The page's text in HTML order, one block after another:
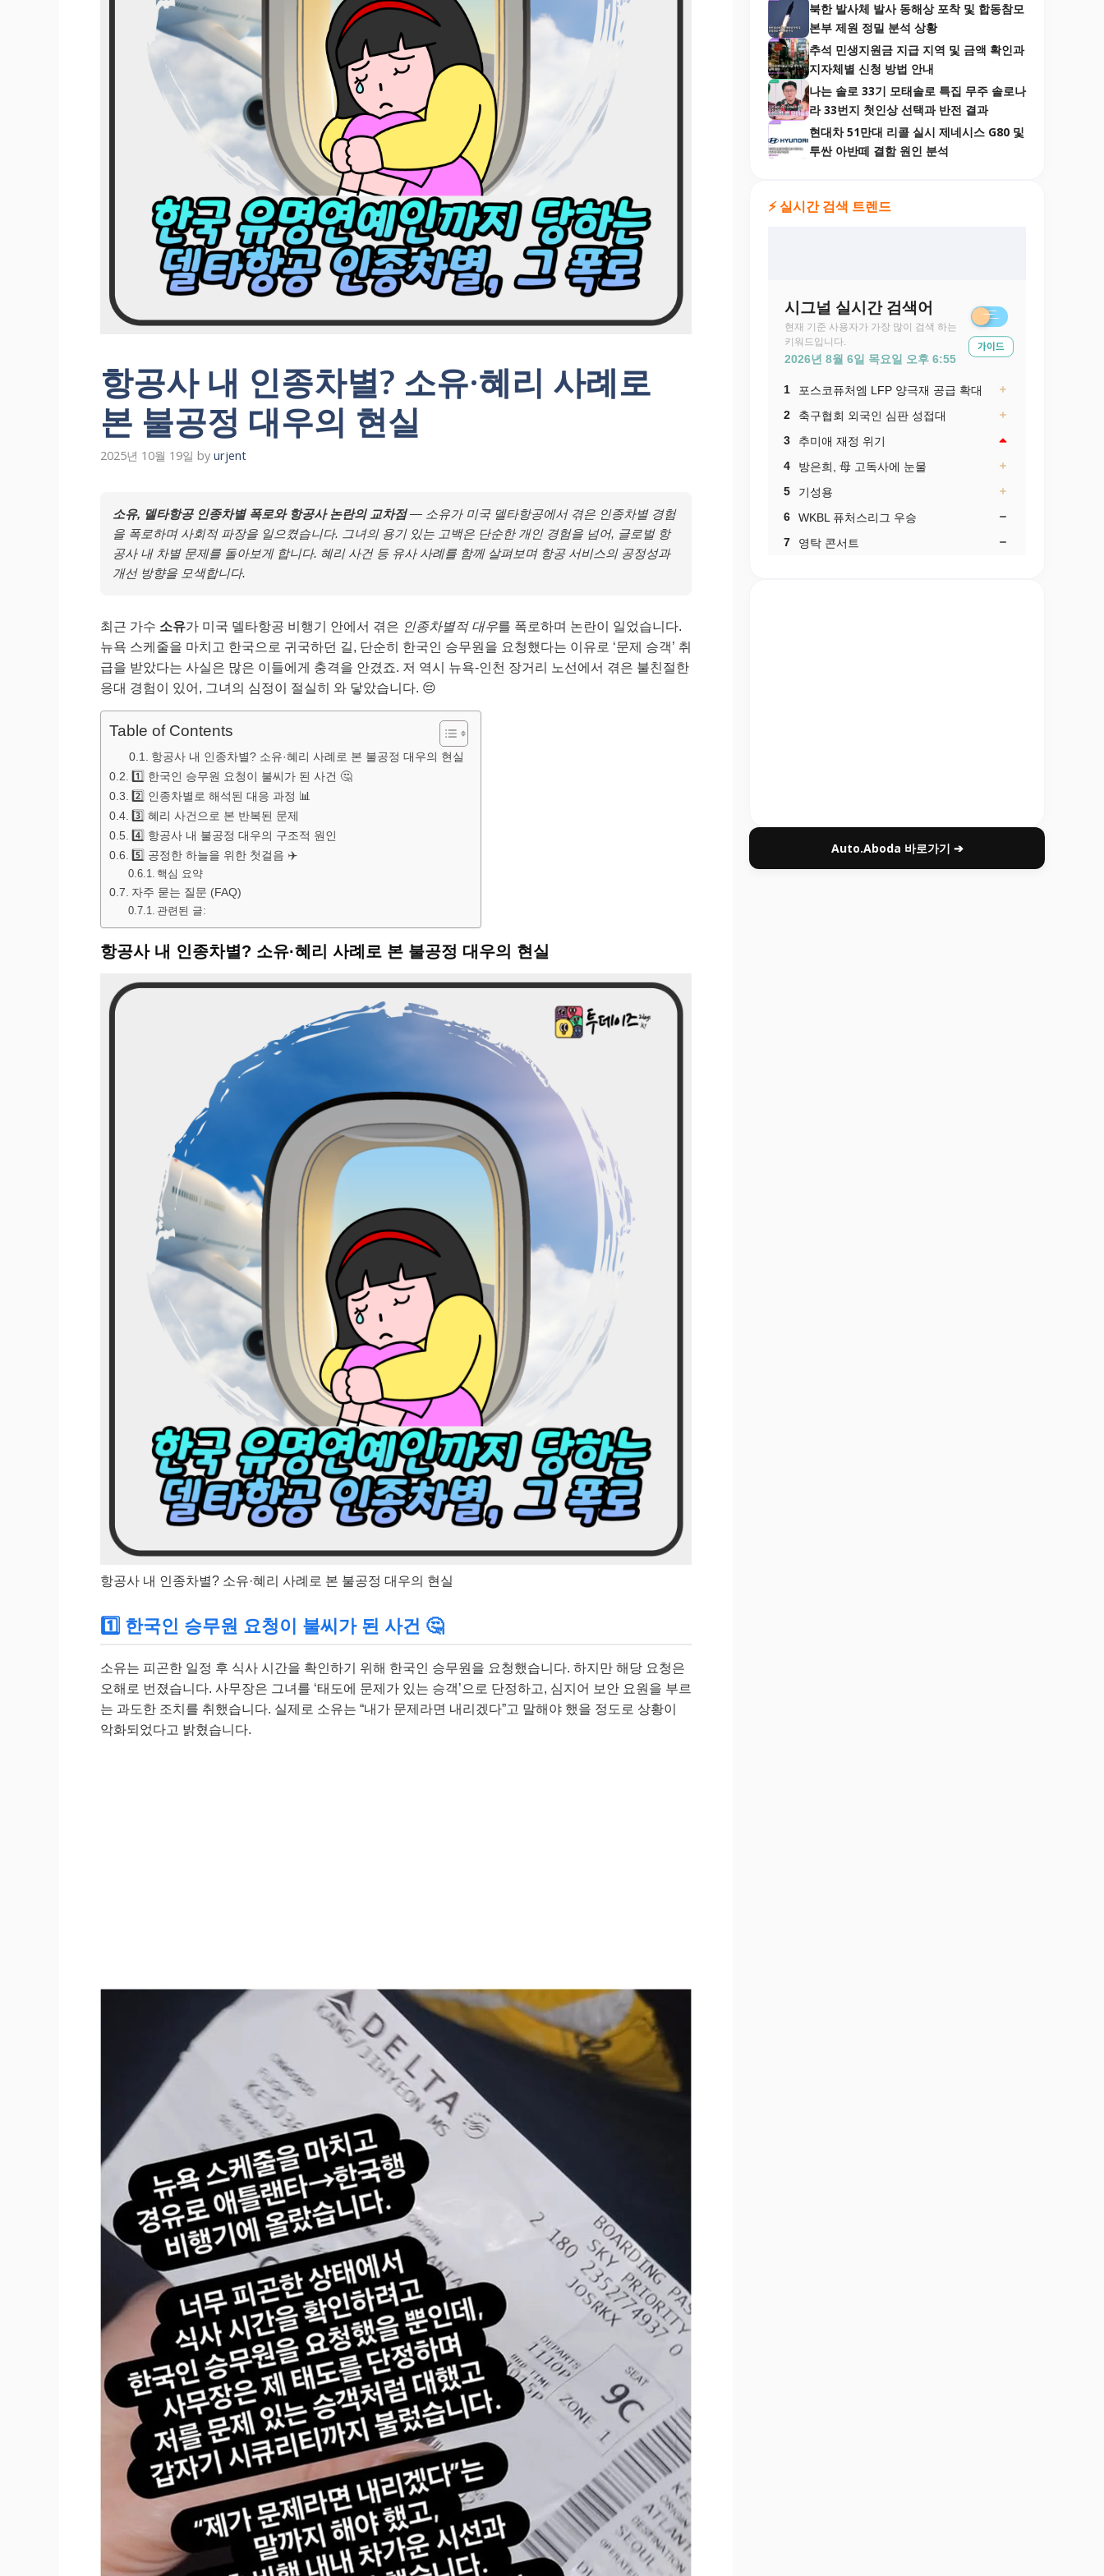
항공사 내 인종차별? 소유·혜리 사례로
본 불공정 대우의 현실
2025년 10월 19일 by urjent
소유, 델타항공 인종차별 폭로와 항공사 논란의 교차점— 소유가 미국 델타항공에서 겪은 인종차별 경험
을 폭로하며 사회적 파장을 일으켰습니다. 그녀의 용기 있는 고백은 단순한 개인 경험을 넘어, 글로벌 항
공사 내 차별 문제를 돌아보게 합니다. 혜리 사건 등 유사 사례를 함께 살펴보며 항공 서비스의 공정성과
개선 방향을 모색합니다.
최근 가수 소유가 미국 델타항공 비행기 안에서 겪은 인종차별적 대우를 폭로하며 논란이 일었습니다.
뉴욕 스케줄을 마치고 한국으로 귀국하던 길, 단순히 한국인 승무원을 요청했다는 이유로 ‘문제 승객’ 취
급을 받았다는 사실은 많은 이들에게 충격을 안겼죠. 저 역시 뉴욕-인천 장거리 노선에서 겪은 불친절한
응대 경험이 있어, 그녀의 심정이 절실히 와 닿았습니다. 😔
Table of Contents
항공사 내 인종차별? 소유·혜리 사례로 본 불공정 대우의 현실
1️⃣ 한국인 승무원 요청이 불씨가 된 사건 🤔
2️⃣ 인종차별로 해석된 대응 과정 📊
3️⃣ 혜리 사건으로 본 반복된 문제
4️⃣ 항공사 내 불공정 대우의 구조적 원인
5️⃣ 공정한 하늘을 위한 첫걸음 ✈️
핵심 요약
자주 묻는 질문 (FAQ)
관련된 글:
항공사 내 인종차별? 소유·혜리 사례로 본 불공정 대우의 현실
항공사 내 인종차별? 소유·혜리 사례로 본 불공정 대우의 현실
1️⃣ 한국인 승무원 요청이 불씨가 된 사건 🤔
소유는 피곤한 일정 후 식사 시간을 확인하기 위해 한국인 승무원을 요청했습니다. 하지만 해당 요청은
오해로 번졌습니다. 사무장은 그녀를 ‘태도에 문제가 있는 승객’으로 단정하고, 심지어 보안 요원을 부르
는 과도한 조치를 취했습니다. 실제로 소유는 “내가 문제라면 내리겠다”고 말해야 했을 정도로 상황이
악화되었다고 밝혔습니다.
북한 발사체 발사 동해상 포착 및 합동참모
본부 제원 정밀 분석 상황
추석 민생지원금 지급 지역 및 금액 확인과
지자체별 신청 방법 안내
나는 솔로 33기 모태솔로 특집 무주 솔로나
라 33번지 첫인상 선택과 반전 결과
현대차 51만대 리콜 실시 제네시스 G80 및
투싼 아반떼 결함 원인 분석
⚡ 실시간 검색 트렌드
Auto.Aboda 바로가기 ➔